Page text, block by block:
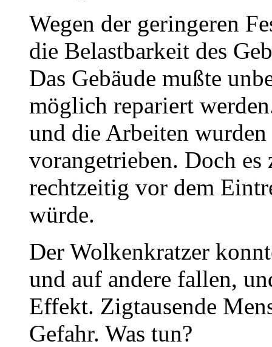
Wegen der geringeren
die Belastbarkeit des
Das Gebäude mußte
möglich repariert
und die Arbeiten
vorangetrieben. Doch
rechtzeitig vor dem
würde.
Der Wolkenkratzer
und auf andere fallen,
Effekt. Zigtausende
Gefahr. Was tun?